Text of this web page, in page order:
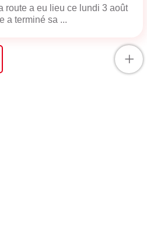
route a eu lieu ce lundi 3 août
a terminé sa ...
+